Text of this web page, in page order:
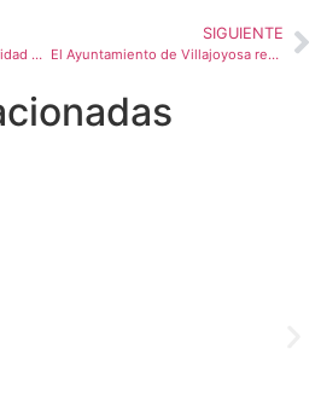
Villajoyosa refuerza la seguridad de las Fiestas de Moros y Cristianos con más efectivos
SIGUIENTE
El Ayuntamiento de Villajoyosa recupera los servicios de atención a los ciudadanos tras el ataque cibernético